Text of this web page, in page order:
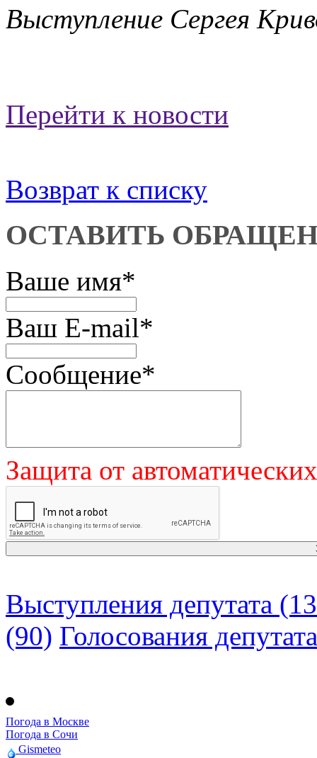
Выступление Сергея
Перейти к новости
Возврат к списку
ОСТАВИТЬ
Ваше имя*
Ваш E-mail*
Сообщение*
Защита от
Выступления депутата
(90) Голосования депутата
Погода в Москве
Погода в Сочи
Gismeteo